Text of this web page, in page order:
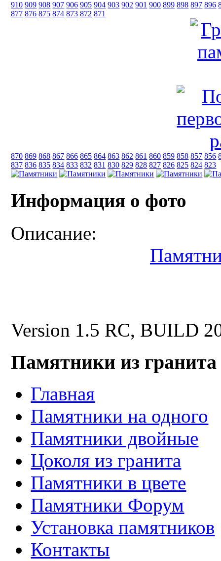
910 909 908 907 906 905 904 903 902 901 900 899 898 897 896
877 876 875 874 873 872 871
870 869 868 867 866 865 864 863 862 861 860 859 858 857 856
837 836 835 834 833 832 831 830 829 828 827 826 825 824 823
Информация о фото
Описание:
Version 1.5 RC, BUILD
Памятники из гранита
Главная
Памятники на одного
Памятники двойные
Цоколя из гранита
Памятники в цвете
Памятники Форум
Установка памятников
Контакты